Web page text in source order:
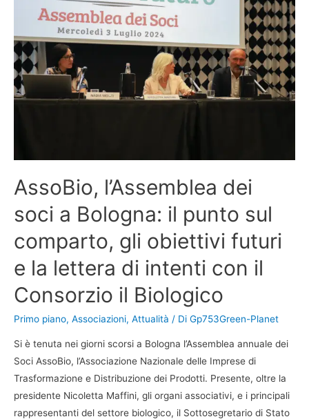
AssoBio, l’Assemblea dei
soci a Bologna: il punto sul
comparto, gli obiettivi futuri
e la lettera di intenti con il
Consorzio il Biologico
Primo piano, Associazioni, Attualità / Di Gp753Green-Planet
Si è tenuta nei giorni scorsi a Bologna l’Assemblea annuale dei
Soci AssoBio, l’Associazione Nazionale delle Imprese di
Trasformazione e Distribuzione dei Prodotti. Presente, oltre la
presidente Nicoletta Maffini, gli organi associativi, e i principali
rappresentanti del settore biologico, il Sottosegretario di Stato